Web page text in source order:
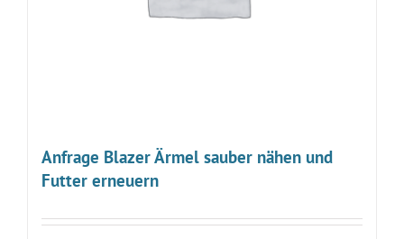
Anfrage Blazer Ärmel sauber nähen und
Futter erneuern